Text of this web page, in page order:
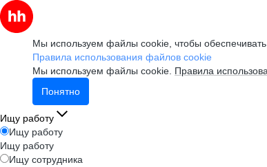
Мы используем файлы cookie, чтобы
Правила использования файлов cookie
Мы используем файлы cookie. Правила
Понятно
Ищу работу
Ищу работу
Ищу работу
Ищу сотрудника